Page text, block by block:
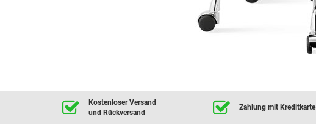
Kostenloser Versand
und Rückversand
Zahlung mit Kreditkarte